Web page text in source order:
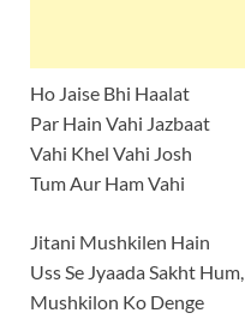
Ho Jaise Bhi Haalat
Par Hain Vahi Jazbaat
Vahi Khel Vahi Josh
Tum Aur Ham Vahi
Jitani Mushkilen Hain
Uss Se Jyaada Sakht Hum,
Mushkilon Ko Denge